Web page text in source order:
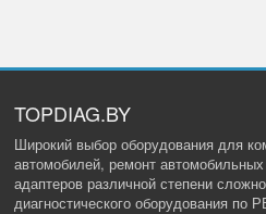
TOPDIAG.BY
Широкий выбор оборудования для
автомобилей, ремонт
адаптеров различной степени
диагностического оборудования по